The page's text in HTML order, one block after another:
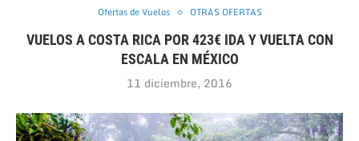
Ofertas de Vuelos OTRAS OFERTAS
VUELOS A COSTA RICA POR 423€ IDA Y VUELTA CON
ESCALA EN MÉXICO
11 diciembre, 2016